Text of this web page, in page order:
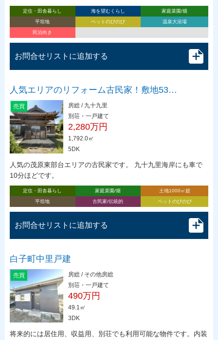
定住・田舎暮らし 海を望むくらし
家庭菜園/畑
平坦地
ペットのびのび
温泉大浴場
民泊向き
お問合せリストに追加する
人気エリアのリフォーム古民家！敷地53…
売買
房総 / 九十九里
別荘・一戸建て
2,280万円
1,792.0㎡
5DK
人気の茂原東部台エリアの古民家です。 九十九里海岸にも車で
10分ほどです。
定住・田舎暮らし 家庭菜園/畑
土地1000㎡超
平坦地
古民家/伝統的 ペットのびのび
お問合せリストに追加する
白子町中里戸建
売買
房総 / その他房総
別荘・一戸建て
490万円
49.1㎡
3DK
将来的には居住用、収益用、別荘でも利用可能な物件です。内装